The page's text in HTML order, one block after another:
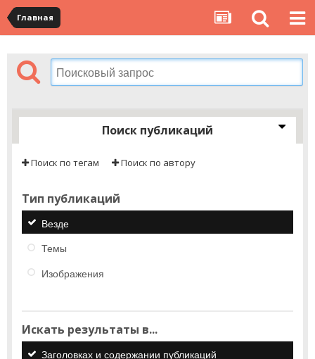
Главная
Поиск публикаций
Поиск по тегам Поиск по автору
Тип публикаций
Везде
Темы
Изображения
Искать результаты в...
Заголовках и содержании публикаций